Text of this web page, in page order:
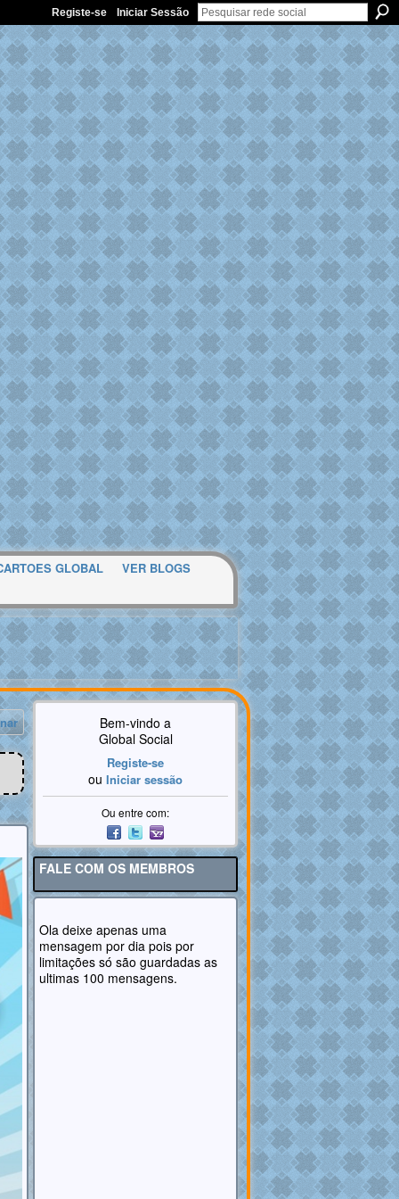
Registe-se Iniciar Sessão
GLOBAL VER BLOGS
Bem-vindo a
Global Social
Registe-se
ou Iniciar sessão
Ou entre com:
FALE COM OS MEMBROS
Ola deixe apenas uma
mensagem por dia pois por
limitações só são guardadas as
ultimas 100 mensagens.